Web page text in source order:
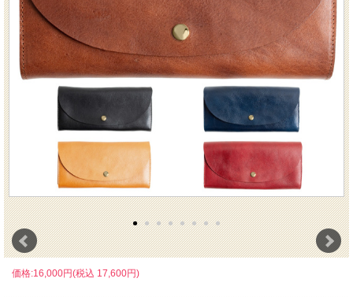
価格:16,000円(税込 17,600円)